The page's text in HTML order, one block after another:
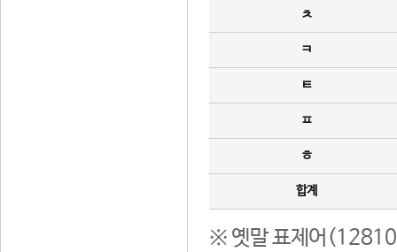
ㅊ
ㅋ
ㅌ
ㅍ
ㅎ
합계
※ 옛말 표제어(12810